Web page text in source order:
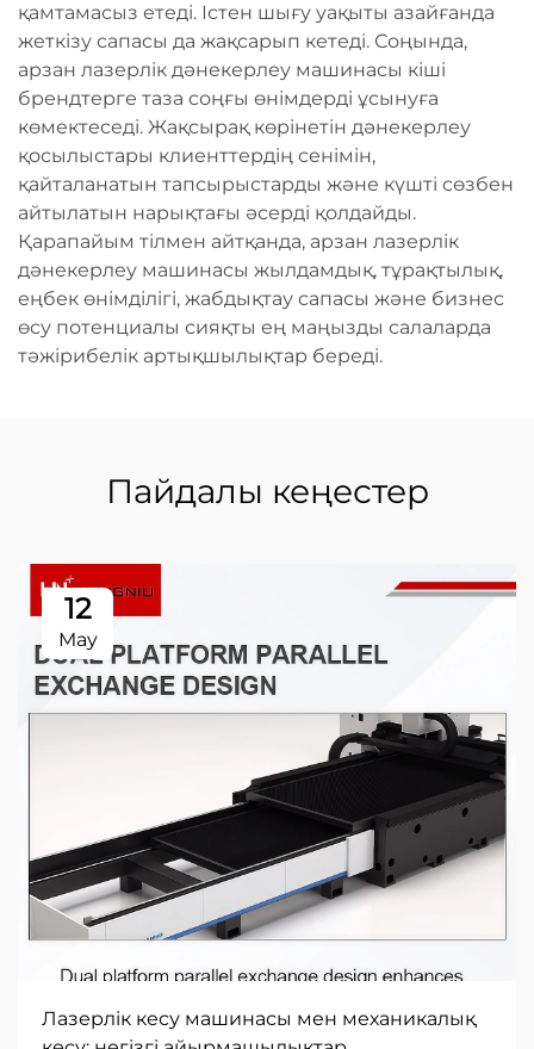
қамтамасыз етеді. Істен шығу уақыты азайғанда
жеткізу сапасы да жақсарып кетеді. Соңында,
арзан лазерлік дәнекерлеу машинасы кіші
брендтерге таза соңғы өнімдерді ұсынуға
көмектеседі. Жақсырақ көрінетін дәнекерлеу
қосылыстары клиенттердің сенімін,
қайталанатын тапсырыстарды және күшті сөзбен
айтылатын нарықтағы әсерді қолдайды.
Қарапайым тілмен айтқанда, арзан лазерлік
дәнекерлеу машинасы жылдамдық, тұрақтылық,
еңбек өнімділігі, жабдықтау сапасы және бизнес
өсу потенциалы сияқты ең маңызды салаларда
тәжірибелік артықшылықтар береді.
Пайдалы кеңестер
12
May
Лазерлік кесу машинасы мен механикалық